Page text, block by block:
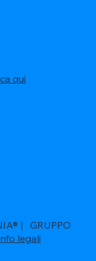
qui
| GRUPPO
legali